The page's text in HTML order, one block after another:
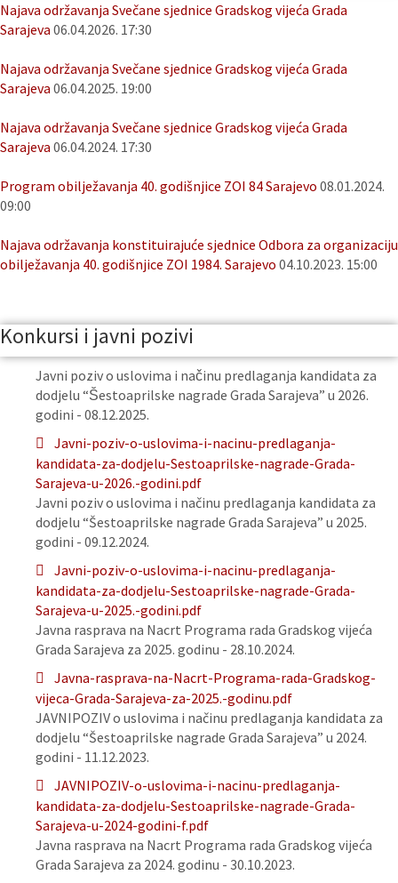
Najava održavanja Svečane sjednice Gradskog vijeća Grada
Sarajeva 06.04.2026. 17:30
Najava održavanja Svečane sjednice Gradskog vijeća Grada
Sarajeva 06.04.2025. 19:00
Najava održavanja Svečane sjednice Gradskog vijeća Grada
Sarajeva 06.04.2024. 17:30
Program obilježavanja 40. godišnjice ZOI 84 Sarajevo 08.01.2024.
09:00
Najava održavanja konstituirajuće sjednice Odbora za organizaciju
obilježavanja 40. godišnjice ZOI 1984. Sarajevo 04.10.2023. 15:00
Konkursi i javni pozivi
Javni poziv o uslovima i načinu predlaganja kandidata za
dodjelu “Šestoaprilske nagrade Grada Sarajeva” u 2026.
godini - 08.12.2025.
Javni-poziv-o-uslovima-i-nacinu-predlaganja-
kandidata-za-dodjelu-Sestoaprilske-nagrade-Grada-
Sarajeva-u-2026.-godini.pdf
Javni poziv o uslovima i načinu predlaganja kandidata za
dodjelu “Šestoaprilske nagrade Grada Sarajeva” u 2025.
godini - 09.12.2024.
Javni-poziv-o-uslovima-i-nacinu-predlaganja-
kandidata-za-dodjelu-Sestoaprilske-nagrade-Grada-
Sarajeva-u-2025.-godini.pdf
Javna rasprava na Nacrt Programa rada Gradskog vijeća
Grada Sarajeva za 2025. godinu - 28.10.2024.
Javna-rasprava-na-Nacrt-Programa-rada-Gradskog-
vijeca-Grada-Sarajeva-za-2025.-godinu.pdf
JAVNIPOZIV o uslovima i načinu predlaganja kandidata za
dodjelu “Šestoaprilske nagrade Grada Sarajeva” u 2024.
godini - 11.12.2023.
JAVNIPOZIV-o-uslovima-i-nacinu-predlaganja-
kandidata-za-dodjelu-Sestoaprilske-nagrade-Grada-
Sarajeva-u-2024-godini-f.pdf
Javna rasprava na Nacrt Programa rada Gradskog vijeća
Grada Sarajeva za 2024. godinu - 30.10.2023.